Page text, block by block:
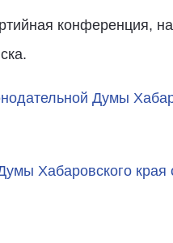
конференция,
Думы
Хабаровского